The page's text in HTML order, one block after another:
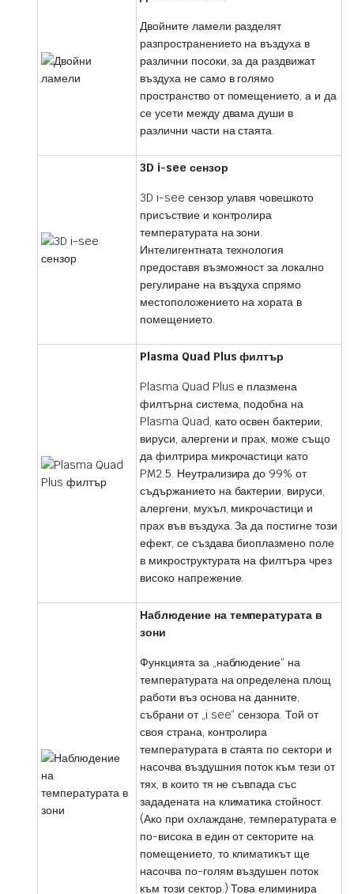
Двойните ламели разделят
разпространението на въздуха в
различни посоки, за да раздвижат
въздуха не само в голямо
пространство от помещението, а и да
се усети между двама души в
различни части на стаята.
3D i-see сензор
3D i-see сензор улавя човешкото
присъствие и контролира
температурата на зони.
Интелигентната технология
предоставя възможност за локално
регулиране на въздуха спрямо
местоположението на хората в
помещението.
Plasma Quad Plus филтър
Plasma Quad Plus е плазмена
филтърна система, подобна на
Plasma Quad, като освен бактерии,
вируси, алергени и прах, може също
да филтрира микрочастици като
PM2.5. Неутрализира до 99% от
съдържанието на бактерии, вируси,
алергени, мухъл, микрочастици и
прах във въздуха. За да постигне този
ефект, се създава биоплазмено поле
в микроструктурата на филтъра чрез
високо напрежение.
Наблюдение на температурата в
зони
Функцията за „наблюдение“ на
температурата на определена площ
работи въз основа на данните,
събрани от „i see“ сензора. Той от
своя страна, контролира
температурата в стаята по сектори и
насочва въздушния поток към тези от
тях, в които тя не съвпада със
зададената на климатика стойност.
(Ако при охлаждане, температурата е
по-висока в един от секторите на
помещението, то климатикът ще
насочва по-голям въздушен поток
към този сектор.) Това елиминира